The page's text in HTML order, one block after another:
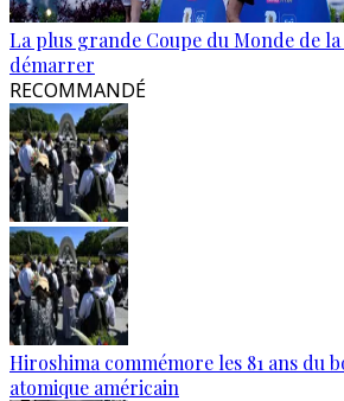
La plus grande Coupe du Monde de la
démarrer
RECOMMANDÉ
Hiroshima commémore les 81 ans du
atomique américain